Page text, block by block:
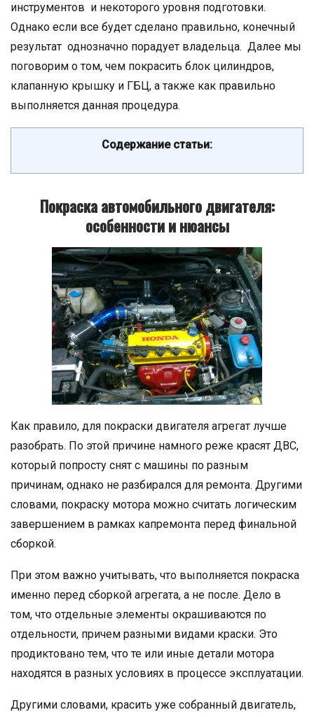
инструментов и некоторого уровня подготовки.
Однако если все будет сделано правильно, конечный
результат однозначно порадует владельца. Далее мы
поговорим о том, чем покрасить блок цилиндров,
клапанную крышку и ГБЦ, а также как правильно
выполняется данная процедура.
Содержание статьи:
Покраска автомобильного двигателя:
особенности и нюансы
Как правило, для покраски двигателя агрегат лучше
разобрать. По этой причине намного реже красят ДВС,
который попросту снят с машины по разным
причинам, однако не разбирался для ремонта. Другими
словами, покраску мотора можно считать логическим
завершением в рамках капремонта перед финальной
сборкой.
При этом важно учитывать, что выполняется покраска
именно перед сборкой агрегата, а не после. Дело в
том, что отдельные элементы окрашиваются по
отдельности, причем разными видами краски. Это
продиктовано тем, что те или иные детали мотора
находятся в разных условиях в процессе эксплуатации.
Другими словами, красить уже собранный двигатель,